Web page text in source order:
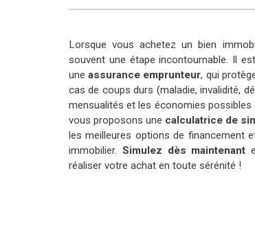
commercial avec hypermarché,
médicaux et restauration.
Des travaux sont à prévoir, offrant ainsi
de personnaliser cette maison selon vos
vos besoins.
Un bien rare dans un secteur recherché – à
sans tarder !
Lorsque vous achetez un bien
souvent une étape incontournable. Il
uneassurance emprunteur, qui
cas de coups durs (maladie, invalidité,
mensualités et les économies
vous proposons une calculatrice de
les meilleures options de financement
immobilier. Simulez dès maintenant
réaliser votre achat en toute sérénité !